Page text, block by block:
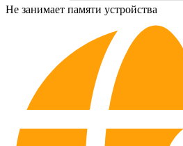
Не занимает памяти устройства